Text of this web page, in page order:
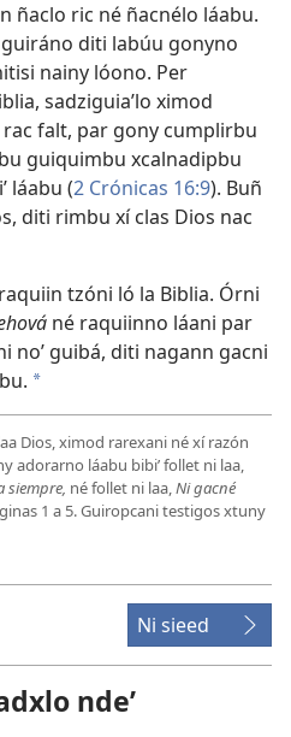
ñaclo ric né ñacnélo láabu.
diti labúu gonyno
nainy lóono. Per
sadziguiaʼlo ximod
rac falt, par gony cumplirbu
guiquimbu xcalnadipbu
láabu (2 Crónicas 16:9). Buñ
diti rimbu xí clas Dios nac
tzóni ló la Biblia. Órni
né raquiinno láani par
noʼ guibá, diti nagann gacni
*
Dios, ximod rarexani né xí razón
adorarno láabu bibiʼ follet ni laa,
siempre, né follet ni laa,Ni gacné
1 a 5. Guiropcani testigos xtuny
Ni sieed
ndeʼ